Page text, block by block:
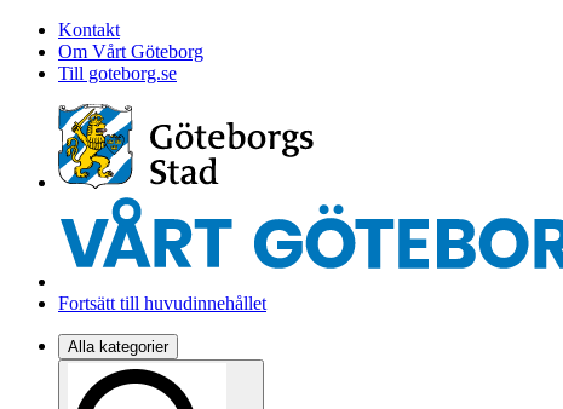
Kontakt
Om Vårt Göteborg
Till goteborg.se
Fortsätt till huvudinnehållet
Alla kategorier